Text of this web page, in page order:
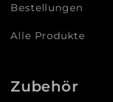
Bestellungen
Alle Produkte
Zubehör